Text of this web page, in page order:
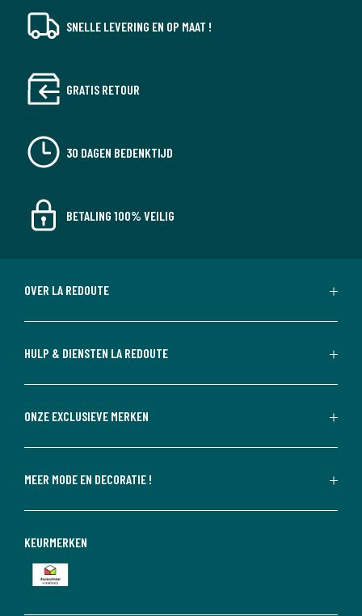
SNELLE LEVERING EN OP MAAT !
GRATIS RETOUR
30 DAGEN BEDENKTIJD
BETALING 100% VEILIG
OVER LA REDOUTE
HULP & DIENSTEN LA REDOUTE
ONZE EXCLUSIEVE MERKEN
MEER MODE EN DECORATIE !
KEURMERKEN